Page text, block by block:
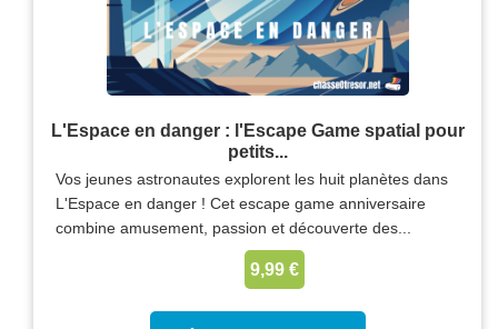
L'Espace en danger : l'Escape Game spatial pour
petits...
Vos jeunes astronautes explorent les huit planètes dans
L'Espace en danger ! Cet escape game anniversaire
combine amusement, passion et découverte des...
9,99 €